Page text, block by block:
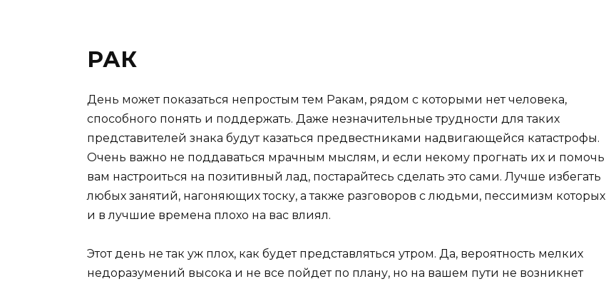
РАК
День может показаться непростым тем Ракам, рядом с которыми нет человека,
способного понять и поддержать. Даже незначительные трудности для таких
представителей знака будут казаться предвестниками надвигающейся катастрофы.
Очень важно не поддаваться мрачным мыслям, и если некому прогнать их и помочь
вам настроиться на позитивный лад, постарайтесь сделать это сами. Лучше избегать
любых занятий, нагоняющих тоску, а также разговоров с людьми, пессимизм которых
и в лучшие времена плохо на вас влиял.
Этот день не так уж плох, как будет представляться утром. Да, вероятность мелких
недоразумений высока и не все пойдет по плану, но на вашем пути не возникнет